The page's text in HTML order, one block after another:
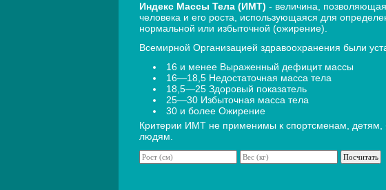
Индекс Массы Тела (ИМТ) - величина, позволяющая
человека и его роста, использующаяся для
нормальной или избыточной (ожирение).
Всемирной Организацией здравоохранения были
16 и менее Выраженный дефицит массы
16—18,5 Недостаточная масса тела
18,5—25 Здоровый показатель
25—30 Избыточная масса тела
30 и более Ожирение
Критерии ИМТ не применимы к спортсменам,
людям.